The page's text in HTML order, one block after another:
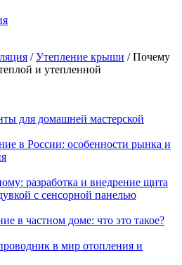
/Утепление крыши /Почему
и утепленной
для домашней мастерской
в России: особенности рынка и
разработка и внедрение щита
с сенсорной панелью
в частном доме: что это такое?
в мир отопления и